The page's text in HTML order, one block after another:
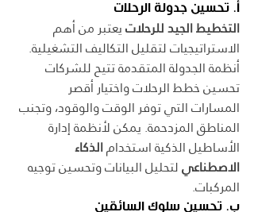
أ. تحسين جدولة الرحلات
التخطيط الجيد للرحلات يعتبر من أهم
الاستراتيجيات لتقليل التكاليف التشغيلية.
أنظمة الجدولة المتقدمة تتيح للشركات
تحسين خطط الرحلات واختيار أقصر
المسارات التي توفر الوقت والوقود، وتجنب
المناطق المزدحمة. يمكن لأنظمة إدارة
الأساطيل الذكية استخدام الذكاء
الاصطناعي لتحليل البيانات وتحسين توجيه
المركبات.
ب. تحسين سلوك السائقين